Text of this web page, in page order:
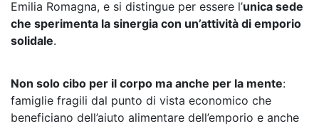
Emilia Romagna, e si distingue per essere l’unica sede
che sperimenta la sinergia con un’attività di emporio
solidale.
Non solo cibo per il corpo ma anche per la mente:
famiglie fragili dal punto di vista economico che
beneficiano dell’aiuto alimentare dell’emporio e anche